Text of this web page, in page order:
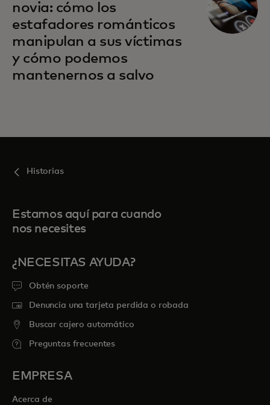
novia: cómo los
estafadores románticos
manipulan a sus víctimas
y cómo podemos
mantenernos a salvo
Historias
Estamos aquí para cuando
nos necesites
¿NECESITAS AYUDA?
Obtén soporte
Denuncia una tarjeta perdida o robada
Buscar cajero automático
Preguntas frecuentes
EMPRESA
Acerca de